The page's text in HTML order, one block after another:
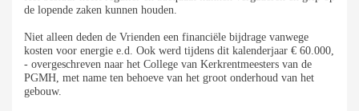
de lopende zaken kunnen houden.
Niet alleen deden de Vrienden een financiële bijdrage vanwege
kosten voor energie e.d. Ook werd tijdens dit kalenderjaar € 60.000,
- overgeschreven naar het College van Kerkrentmeesters van de
PGMH, met name ten behoeve van het groot onderhoud van het
gebouw.